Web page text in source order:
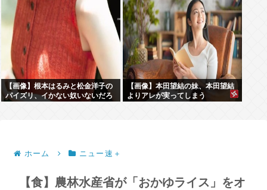
【画像】根本はるみと松金洋子の
パイズリ、イかない奴いないだろ
【画像】本田望結の妹、本田望結
よりアレが実ってしまう
ホーム ニュー速＋
【食】農林水産省が「おかゆライス」をオ